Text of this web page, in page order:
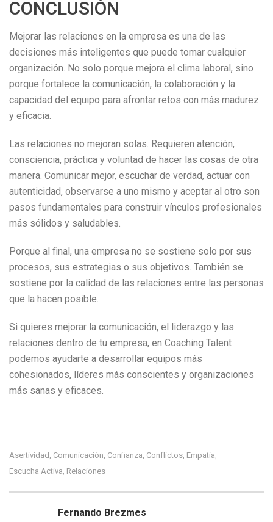
CONCLUSIÓN
Mejorar las relaciones en la empresa es una de las
decisiones más inteligentes que puede tomar cualquier
organización. No solo porque mejora el clima laboral, sino
porque fortalece la comunicación, la colaboración y la
capacidad del equipo para afrontar retos con más madurez
y eficacia.
Las relaciones no mejoran solas. Requieren atención,
consciencia, práctica y voluntad de hacer las cosas de otra
manera. Comunicar mejor, escuchar de verdad, actuar con
autenticidad, observarse a uno mismo y aceptar al otro son
pasos fundamentales para construir vínculos profesionales
más sólidos y saludables.
Porque al final, una empresa no se sostiene solo por sus
procesos, sus estrategias o sus objetivos. También se
sostiene por la calidad de las relaciones entre las personas
que la hacen posible.
Si quieres mejorar la comunicación, el liderazgo y las
relaciones dentro de tu empresa, en Coaching Talent
podemos ayudarte a desarrollar equipos más
cohesionados, líderes más conscientes y organizaciones
más sanas y eficaces.
Asertividad , Comunicación, Confianza, Conflictos, Empatía,
Escucha Activa, Relaciones
Fernando Brezmes